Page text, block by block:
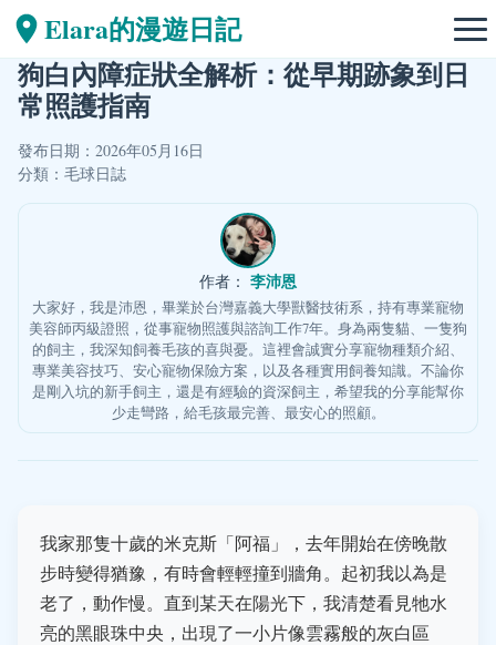
Elara的漫遊日記
狗白內障症狀全解析：從早期跡象到日
常照護指南
發布日期：2026年05月16日
分類： 毛球日誌
作者： 李沛恩
大家好，我是沛恩，畢業於台灣嘉義大學獸醫技術系，持有專業寵物
美容師丙級證照，從事寵物照護與諮詢工作7年。身為兩隻貓、一隻狗
的飼主，我深知飼養毛孩的喜與憂。這裡會誠實分享寵物種類介紹、
專業美容技巧、安心寵物保險方案，以及各種實用飼養知識。不論你
是剛入坑的新手飼主，還是有經驗的資深飼主，希望我的分享能幫你
少走彎路，給毛孩最完善、最安心的照顧。
我家那隻十歲的米克斯「阿福」，去年開始在傍晚散
步時變得猶豫，有時會輕輕撞到牆角。起初我以為是
老了，動作慢。直到某天在陽光下，我清楚看見牠水
亮的黑眼珠中央，出現了一小片像雲霧般的灰白區